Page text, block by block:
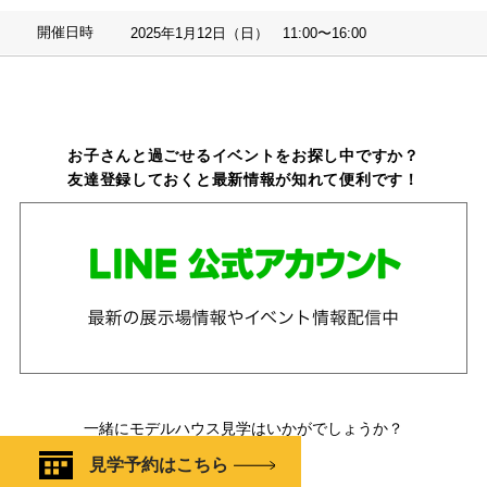
開催日時 2025年1月12日（日） 11:00〜16:00
お子さんと過ごせるイベントをお探し中ですか？
友達登録しておくと最新情報が知れて便利です！
一緒にモデルハウス見学はいかがでしょうか？
見学予約はこちら